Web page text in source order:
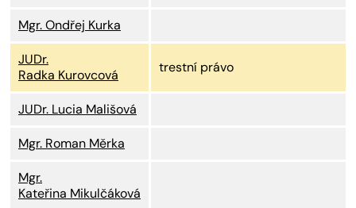
Mgr. Ondřej Kurka
JUDr.
Radka Kurovcová
trestní právo
JUDr. Lucia Mališová
Mgr. Roman Měrka
Mgr.
Kateřina Mikulčáková